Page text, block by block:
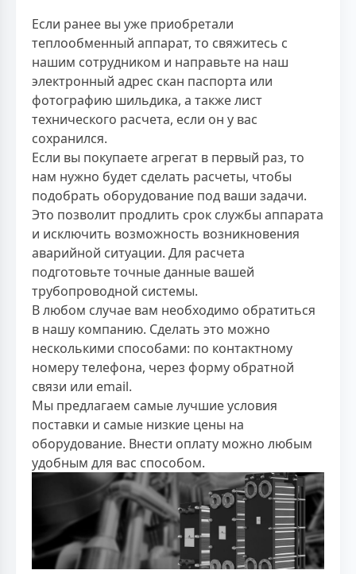
Если ранее вы уже приобретали
теплообменный аппарат, то свяжитесь с
нашим сотрудником и направьте на наш
электронный адрес скан паспорта или
фотографию шильдика, а также лист
технического расчета, если он у вас
сохранился.
Если вы покупаете агрегат в первый раз, то
нам нужно будет сделать расчеты, чтобы
подобрать оборудование под ваши задачи.
Это позволит продлить срок службы аппарата
и исключить возможность возникновения
аварийной ситуации. Для расчета
подготовьте точные данные вашей
трубопроводной системы.
В любом случае вам необходимо обратиться
в нашу компанию. Сделать это можно
несколькими способами: по контактному
номеру телефона, через форму обратной
связи или email.
Мы предлагаем самые лучшие условия
поставки и самые низкие цены на
оборудование. Внести оплату можно любым
удобным для вас способом.